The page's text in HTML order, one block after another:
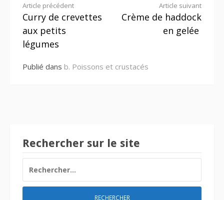
Lire
la
suite
Article précédent
Curry de crevettes
aux petits
légumes
Article suivant
Crème de haddock
en gelée
Publié dans b. Poissons et crustacés
Rechercher sur le site